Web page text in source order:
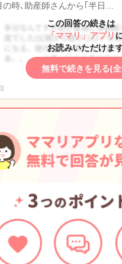
の時､助産師さんから｢半日…
この回答の続きは
「ママリ」アプリ
お読みいただけま
無料で続きを見る(